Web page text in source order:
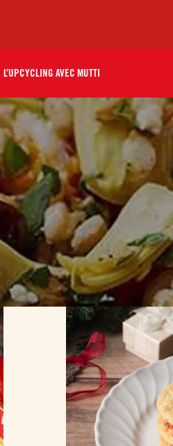
L’UPCYCLING AVEC MUTTI